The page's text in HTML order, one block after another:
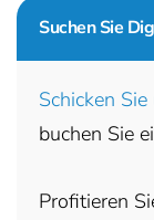
Suchen Sie
Schicken Sie
buchen Sie
Profitieren